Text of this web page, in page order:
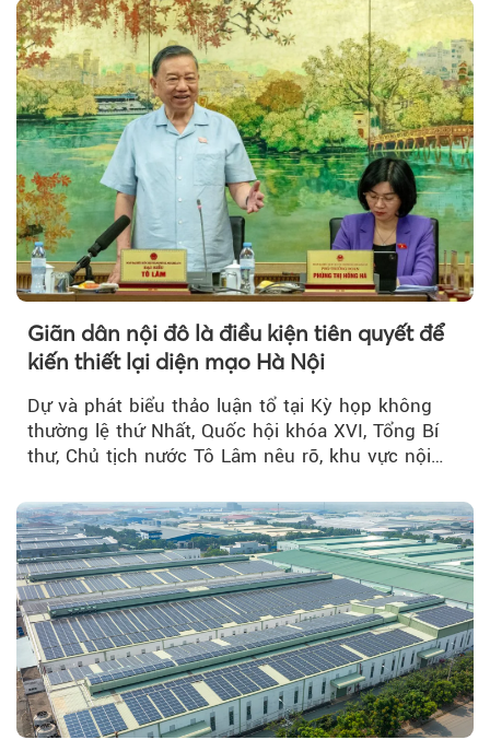
Giãn dân nội đô là điều kiện tiên quyết để
kiến thiết lại diện mạo Hà Nội
Dự và phát biểu thảo luận tổ tại Kỳ họp không
thường lệ thứ Nhất, Quốc hội khóa XVI, Tổng Bí
thư, Chủ tịch nước Tô Lâm nêu rõ, khu vực nội